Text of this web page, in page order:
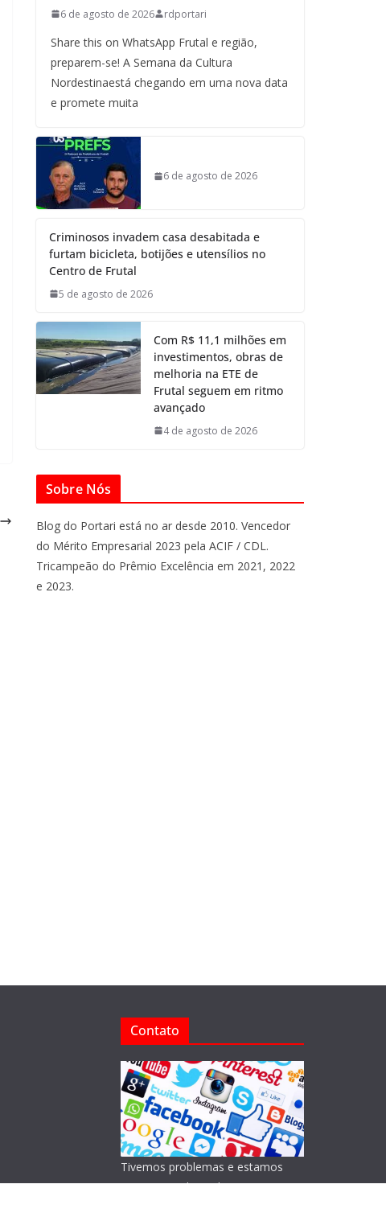
6 de agosto de 2026 rdportari
Share this on WhatsApp Frutal e região,
preparem-se! A Semana da Cultura
Nordestinaestá chegando em uma nova data
e promete muita
6 de agosto de 2026
Criminosos invadem casa desabitada e
furtam bicicleta, botijões e utensílios no
Centro de Frutal
5 de agosto de 2026
Com R$ 11,1 milhões em
investimentos, obras de
melhoria na ETE de
Frutal seguem em ritmo
avançado
4 de agosto de 2026
Sobre Nós
Blog do Portari está no ar desde 2010. Vencedor
do Mérito Empresarial 2023 pela ACIF / CDL.
Tricampeão do Prêmio Excelência em 2021, 2022
e 2023.
Contato
Tivemos problemas e estamos
reorganizando o Blog!